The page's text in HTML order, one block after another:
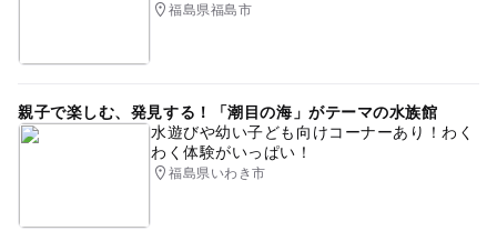
福島県福島市
親子で楽しむ、発見する！「潮目の海」がテーマの水族館
水遊びや幼い子ども向けコーナーあり！わく
わく体験がいっぱい！
福島県いわき市